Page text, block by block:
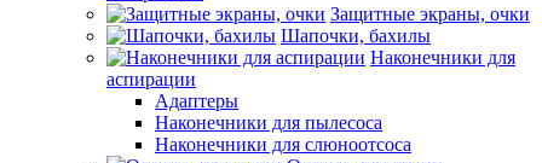
Защитные экраны, очки
Шапочки, бахилы
Наконечники для
аспирации
Адаптеры
Наконечники для пылесоса
Наконечники для слюноотсоса